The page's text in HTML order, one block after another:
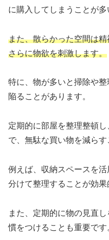
に購入してしまうことが多
また、散らかった空間は
さらに物欲を刺激します。
特に、物が多いと掃除や
陥ることがあります。
定期的に部屋を整理整頓
で、無駄な買い物を減らす
例えば、収納スペースを
分けて整理することが効果
また、定期的に物の見直
慣をつけることも重要です